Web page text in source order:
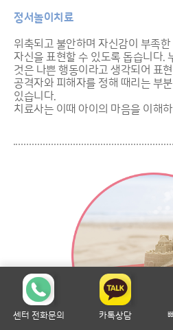
정서놀이치료
위축되고 불안하며 자신감이 부족
자신을 표현할 수 있도록 돕습니다.
것은 나쁜 행동이라고 생각되어 표
공격자와 피해자를 정해 때리는 부
있습니다.
치료사는 이때 아이의 마음을 이해
센터 전화문의 카톡상담